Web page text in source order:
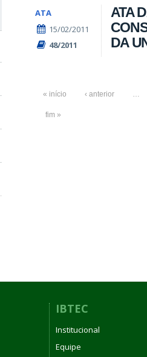
ATA
15/02/2011
48/2011
ATA
DA
« início ‹ anterior …
fim »
IBTEC
Institucional
Equipe